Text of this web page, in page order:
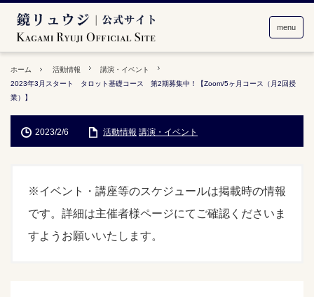
menu
ホーム 活動情報
講演・イベント
2023年3月スタート タロット基礎コース 第2期募集中！【Zoom/5ヶ月コース（月2回授
業）】
2023/2/6 活動情報 講演・イベント
※イベント・講座等のスケジュールは掲載時の情報
です。詳細は主催者様ページにてご確認くださいま
すようお願いいたします。